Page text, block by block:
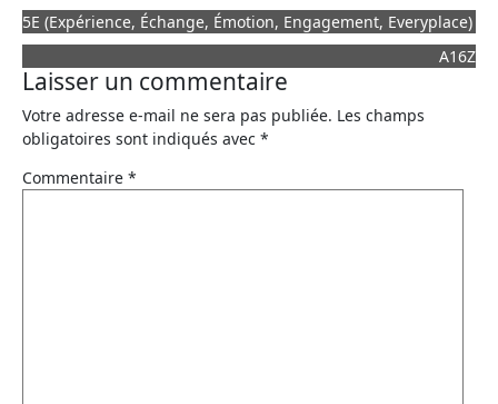
5E (Expérience, Échange, Émotion, Engagement, Everyplace)
A16Z
Laisser un commentaire
Votre adresse e-mail ne sera pas publiée. Les champs
obligatoires sont indiqués avec *
Commentaire *